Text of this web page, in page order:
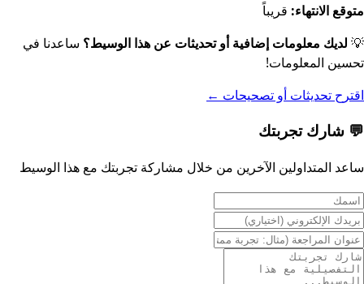
متوقع الانتهاء: قريباً
💡 لديك معلومات إضافية أو تحديثات عن هذا الوسيط؟ ساعدنا في
تحسين المعلومات!
اقترح تحديثات أو تصحيحات ←
💬 شارك تجربتك
ساعد المتداولين الآخرين من خلال مشاركة تجربتك مع هذا الوسيط
اسمك
بريدك الإلكتروني
عنوان المراجعة
رسالة المراجعة